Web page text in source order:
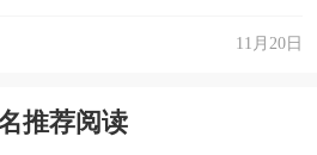
11月20日
推荐阅读